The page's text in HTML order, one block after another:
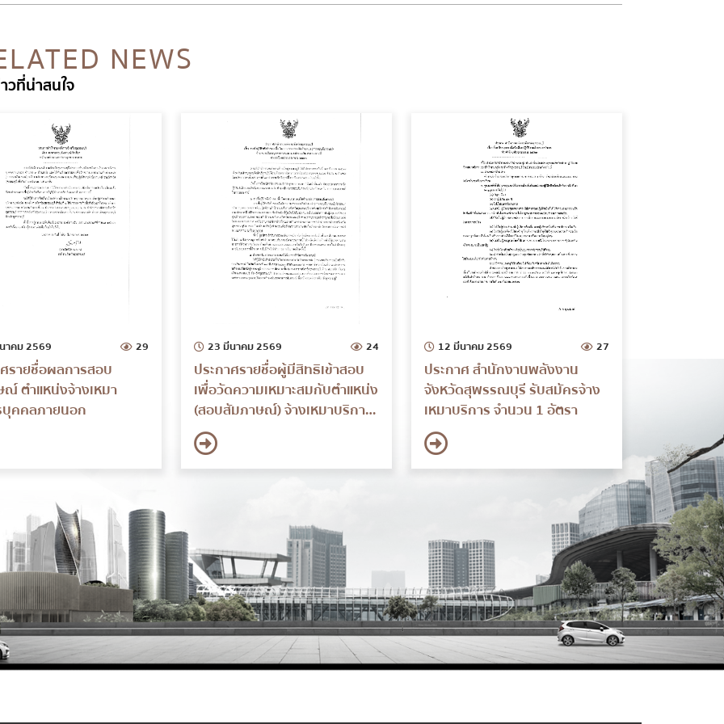
NEWS
วที่น่าสนใจ
าคม 2569 29
รายชื่อผลการสอบ
ตำแหน่งจ้างเหมา
บุคคลภายนอก
23 มีนาคม 2569 24
ประกาศรายชื่อผู้มีสิทธิเข้าสอบ
เพื่อวัดความเหมาะสมกับตำแหน่ง
(สอบสัมภาษณ์) จ้างเหมาบริการ
บุคคลภายนอก
12 มีนาคม 2569 27
ประกาศ สำนักงานพลังงาน
จังหวัดสุพรรณบุรี รับสมัครจ้าง
เหมาบริการ จำนวน 1 อัตรา